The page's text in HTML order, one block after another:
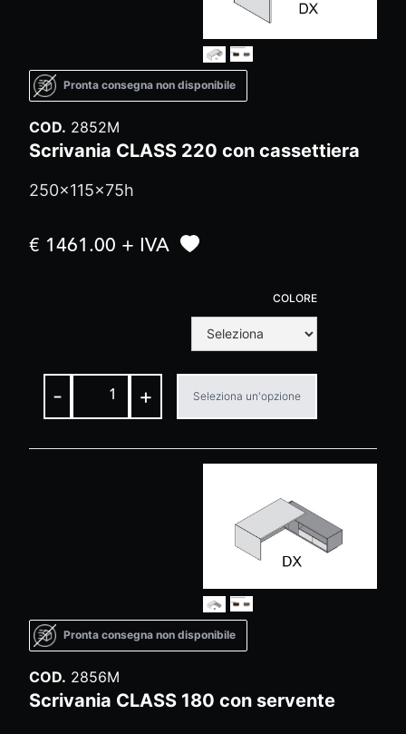
Pronta consegna non disponibile
COD. 2852M
Scrivania CLASS 220 con cassettiera
250x115x75h
€ 1461.00 + IVA
COLORE
- + Seleziona un'opzione
Pronta consegna non disponibile
COD. 2856M
Scrivania CLASS 180 con servente